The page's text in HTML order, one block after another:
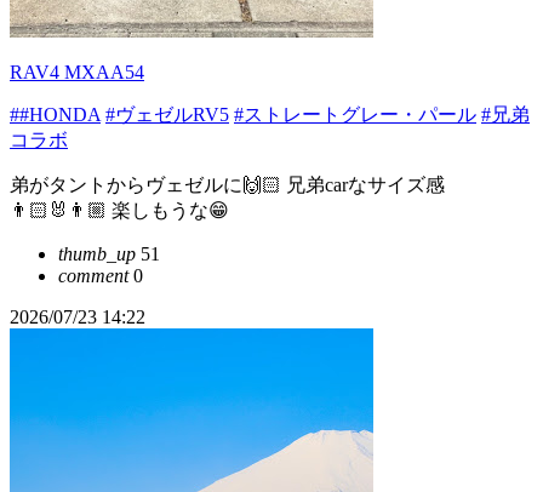
RAV4 MXAA54
##HONDA #ヴェゼルRV5 #ストレートグレー・パール #兄弟
コラボ
弟がタントからヴェゼルに🙌🏻 兄弟carなサイズ感
👨🏻‍🐰‍👨🏼 楽しもうな😁
thumb_up 51
comment0
2026/07/23 14:22